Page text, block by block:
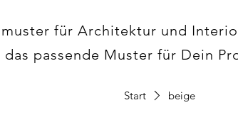
für Architektur und
passende Muster für Dein
Start beige